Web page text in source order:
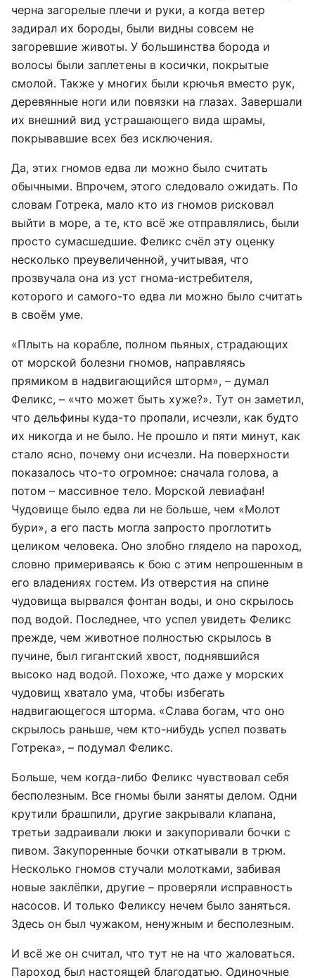
черна загорелые плечи и руки, а когда ветер
задирал их бороды, были видны совсем не
загоревшие животы. У большинства борода и
волосы были заплетены в косички, покрытые
смолой. Также у многих были крючья вместо рук,
деревянные ноги или повязки на глазах. Завершали
их внешний вид устрашающего вида шрамы,
покрывавшие всех без исключения.
Да, этих гномов едва ли можно было считать
обычными. Впрочем, этого следовало ожидать. По
словам Готрека, мало кто из гномов рисковал
выйти в море, а те, кто всё же отправлялись, были
просто сумасшедшие. Феликс счёл эту оценку
несколько преувеличенной, учитывая, что
прозвучала она из уст гнома-истребителя,
которого и самого-то едва ли можно было считать
в своём уме.
«Плыть на корабле, полном пьяных, страдающих
от морской болезни гномов, направляясь
прямиком в надвигающийся шторм», – думал
Феликс, – «что может быть хуже?». Тут он заметил,
что дельфины куда-то пропали, исчезли, как будто
их никогда и не было. Не прошло и пяти минут, как
стало ясно, почему они исчезли. На поверхности
показалось что-то огромное: сначала голова, а
потом – массивное тело. Морской левиафан!
Чудовище было едва ли не больше, чем «Молот
бури», а его пасть могла запросто проглотить
целиком человека. Оно злобно глядело на пароход,
словно примериваясь к бою с этим непрошенным в
его владениях гостем. Из отверстия на спине
чудовища вырвался фонтан воды, и оно скрылось
под водой. Последнее, что успел увидеть Феликс
прежде, чем животное полностью скрылось в
пучине, был гигантский хвост, поднявшийся
высоко над водой. Похоже, что даже у морских
чудовищ хватало ума, чтобы избегать
надвигающегося шторма. «Слава богам, что оно
скрылось раньше, чем кто-нибудь успел позвать
Готрека», – подумал Феликс.
Больше, чем когда-либо Феликс чувствовал себя
бесполезным. Все гномы были заняты делом. Одни
крутили брашпили, другие закрывали клапана,
третьи задраивали люки и закупоривали бочки с
пивом. Закупоренные бочки откатывали в трюм.
Несколько гномов стучали молотками, забивая
новые заклёпки, другие – проверяли исправность
насосов. И только Феликсу нечем было заняться.
Здесь он был чужаком, ненужным и бесполезным.
И всё же он считал, что тут не на что жаловаться.
Пароход был настоящей благодатью. Одиночные